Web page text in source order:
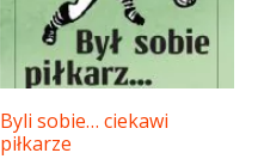
Byli sobie… ciekawi
piłkarze